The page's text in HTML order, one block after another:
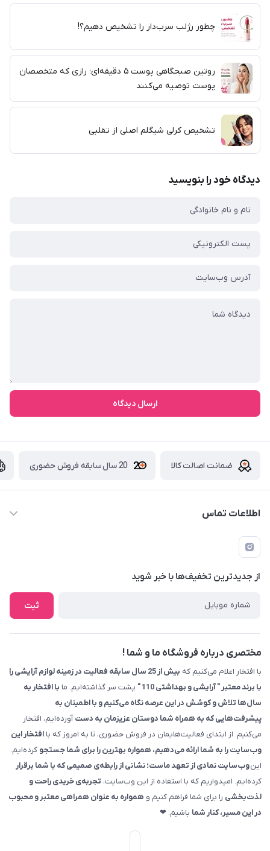
چطور رژلب سرب‌دار را تشخیص دهیم؟!
روتین صبحگاهی پوست ۵ دقیقه‌ای؛ رازی که متخصصان
پوست توصیه می‌کنند
تشخیص کرلی شیگلم اصلی از تقلبی
دیدگاه خود را بنویسید
ارسال دیدگاه
ضمانت اصالت کالا 20 سال سابقه فروش حضوری
اطلاعات تماس
09229839700 - 08338354666
info@cosmetics110.com
کرمانشاه ، بلوار نوبهار ، بین کوی ۱۱۰ و ۱۱۲ ، آرایشی و بهداشتی ۱۱۰
از جدید‌ترین تخفیف‌ها با‌ خبر شوید
ثبت
مختصری درباره فروشگاه ما و شما !
با افتخار اعلام می‌کنیم که
بیش از 25 سال سابقه فعالیت در زمینه لوازم آرایشی را
با برند معتبر " آرایشی و بهداشتی 110 "
پشت سر گذاشته‌ایم. ما با افتخار به
سال‌ها تلاش و کوشش در این عرصه نگاه می‌کنیم و با اطمینان به
پیشرفت‌هایی که به همراه شما دوستان عزیزمان به دستآورده‌ایم، افتخار
می‌کنیم. از ابتدای فعالیت‌هایمان در فروش حضوری، تا به امروز که با افتخار این
وب‌سایت را به شما ارائه می‌دهیم، همواره بهترین را برای شما جستجو کرده‌ایم.
اینوب‌سایت نمادی از تعهد ماست؛ نشانی از رابطه‌ی صمیمی که با شما برقرار
کرده‌ایم. امیدواریم که با استفاده از این وب‌سایت، تجربه‌ی خریدی راحت و
لذت‌بخشی را برای شما فراهم کنیم و همواره به عنوان همراهی معتبر و محبوب
در این مسیر، کنار شما باشیم. ❤